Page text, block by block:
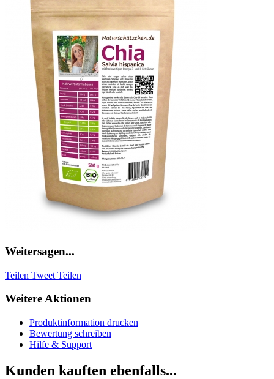
Weitersagen...
Teilen Tweet Teilen
Weitere Aktionen
Produktinformation drucken
Bewertung schreiben
Hilfe & Support
Kunden kauften ebenfalls...